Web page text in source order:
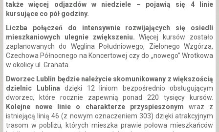
także więcej odjazdów w niedziele – pojawią się 4 linie
kursujące co pół godziny.
Liczba połączeń do intensywnie rozwijających się osiedli
mieszkaniowych ulegnie zwiększeniu. Więcej kursów zostało
zaplanowanych do Węglina Południowego, Zielonego Wzgórza,
Czechowa Północnego na Koncertowej czy do „nowego” Wrotkowa
w okolicy ul. Granata.
Dworzec Lublin będzie należycie skomunikowany z większością
dzielnic Lublina dzięki 12 liniom bezpośrednio obsługującym
dworzec, które rocznie zapewnią ponad 220 tysięcy kursów.
Kolejne nowe linie o charakterze przyspieszonym wraz z
istniejącą linią 46 (z nowym oznaczeniem 303) dzięki atrakcyjnym
trasom w pobliżu, których mieszka prawie połowa mieszkańców